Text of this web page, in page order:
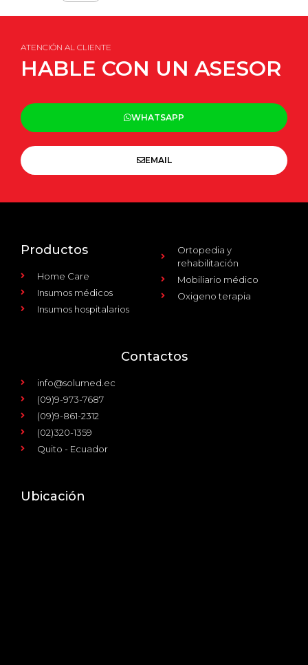
ATENCIÓN AL CLIENTE
HABLE CON UN ASESOR
WHATSAPP
EMAIL
Productos
Home Care
Insumos médicos
Insumos hospitalarios
Ortopedia y
rehabilitación
Mobiliario médico
Oxigeno terapia
Contactos
info@solumed.ec
(09)9-973-7687
(09)9-861-2312
(02)320-1359
Quito - Ecuador
Ubicación